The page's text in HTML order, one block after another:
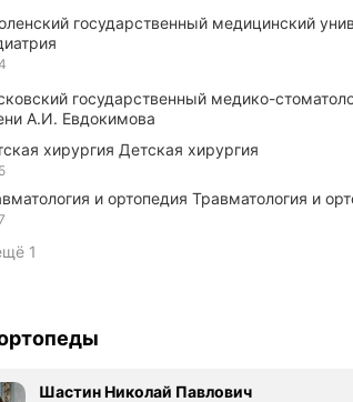
государственный медицинский
А.И. Евдокимова
хирургия Детская хирургия
и ортопедия Травматология и
1
Шастин Николай Павлович